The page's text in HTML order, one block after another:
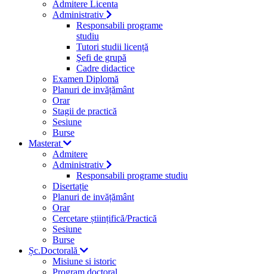
Admitere Licenta
Administrativ
Responsabili programe
studiu
Tutori studii licență
Şefi de grupă
Cadre didactice
Examen Diplomă
Planuri de invățământ
Orar
Stagii de practică
Sesiune
Burse
Masterat
Admitere
Administrativ
Responsabili programe studiu
Disertație
Planuri de invățământ
Orar
Cercetare științifică/Practică
Sesiune
Burse
Șc.Doctorală
Misiune si istoric
Program doctoral